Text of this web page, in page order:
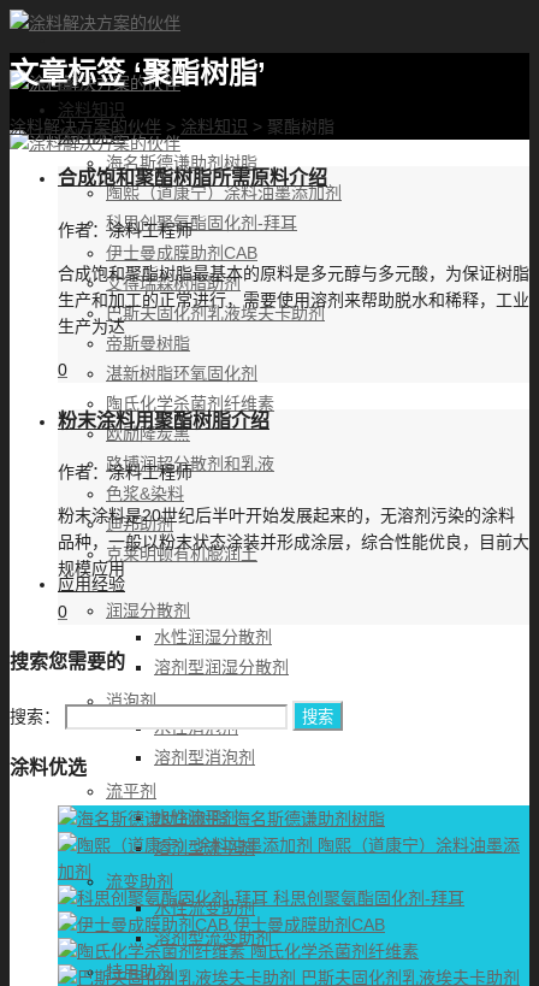
首页
涂料知识
涂料优选
海名斯德谦助剂树脂
陶熙（道康宁）涂料油墨添加剂
科思创聚氨酯固化剂-拜耳
伊士曼成膜助剂CAB
艾得瑞森树脂助剂
巴斯夫固化剂乳液埃夫卡助剂
帝斯曼树脂
湛新树脂环氧固化剂
陶氏化学杀菌剂纤维素
欧励隆炭黑
路博润超分散剂和乳液
色浆&染料
迪邦助剂
克莱明顿有机膨润土
应用经验
润湿分散剂
水性润湿分散剂
溶剂型润湿分散剂
消泡剂
水性消泡剂
溶剂型消泡剂
流平剂
水性流平剂
溶剂型流平剂
流变助剂
水性流变助剂
溶剂型流变助剂
特用助剂
文章标签 ‘聚酯树脂’
涂料解决方案的伙伴 > 涂料知识 > 聚酯树脂
合成饱和聚酯树脂所需原料介绍
作者：涂料工程师
合成饱和聚酯树脂最基本的原料是多元醇与多元酸，为保证树脂
生产和加工的正常进行，需要使用溶剂来帮助脱水和稀释，工业
生产为达
0
粉末涂料用聚酯树脂介绍
作者：涂料工程师
粉末涂料是20世纪后半叶开始发展起来的，无溶剂污染的涂料
品种，一般以粉末状态涂装并形成涂层，综合性能优良，目前大
规模应用
0
搜索您需要的
搜索：
涂料优选
海名斯德谦助剂树脂
陶熙（道康宁）涂料油墨添
加剂
科思创聚氨酯固化剂-拜耳
伊士曼成膜助剂CAB
陶氏化学杀菌剂纤维素
巴斯夫固化剂乳液埃夫卡助剂